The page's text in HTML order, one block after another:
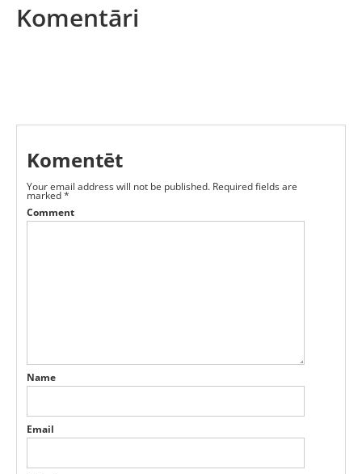
Komentāri
Komentēt
Your email address will not be published. Required fields are
marked*
Comment
Name
Email